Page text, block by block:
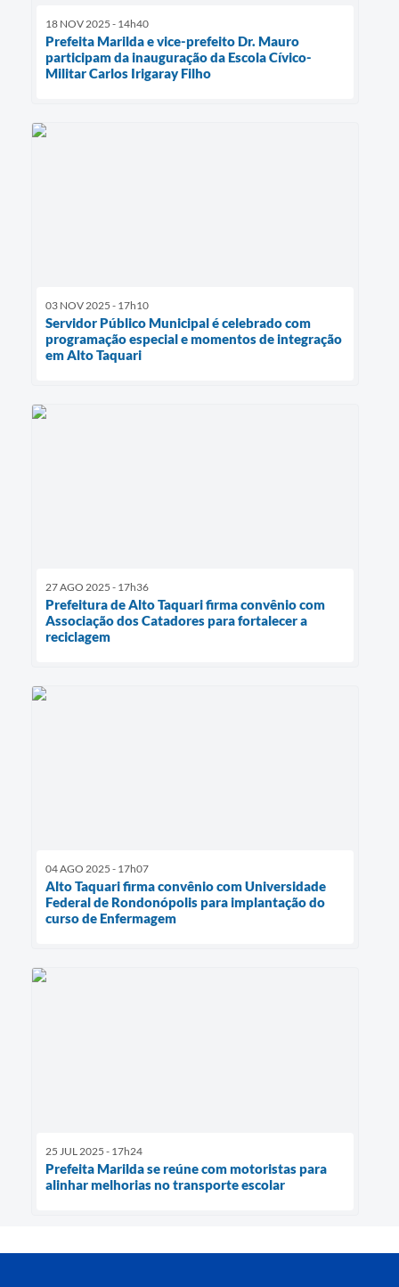
18 NOV 2025 - 14h40
Prefeita Marilda e vice-prefeito Dr. Mauro
participam da inauguração da Escola Cívico-
Militar Carlos Irigaray Filho
03 NOV 2025 - 17h10
Servidor Público Municipal é celebrado com
programação especial e momentos de integração
em Alto Taquari
27 AGO 2025 - 17h36
Prefeitura de Alto Taquari firma convênio com
Associação dos Catadores para fortalecer a
reciclagem
04 AGO 2025 - 17h07
Alto Taquari firma convênio com Universidade
Federal de Rondonópolis para implantação do
curso de Enfermagem
25 JUL 2025 - 17h24
Prefeita Marilda se reúne com motoristas para
alinhar melhorias no transporte escolar